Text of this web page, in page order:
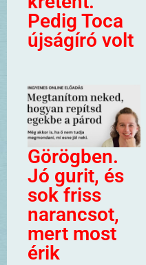
Pedig Toca
újságíró volt
Görögben.
Jó gurit, és
sok friss
narancsot,
mert most
érik